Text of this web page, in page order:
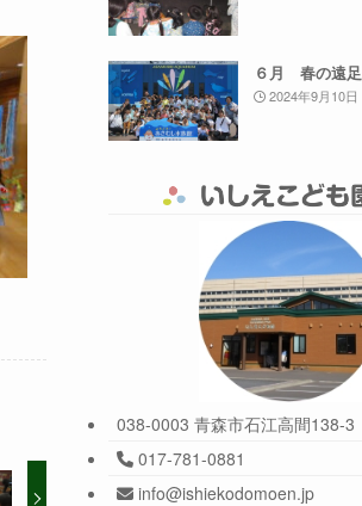
６月 春の遠足
2024年9月10日
038-0003 青森市石江高間138-3
017-781-0881
info@ishiekodomoen.jp